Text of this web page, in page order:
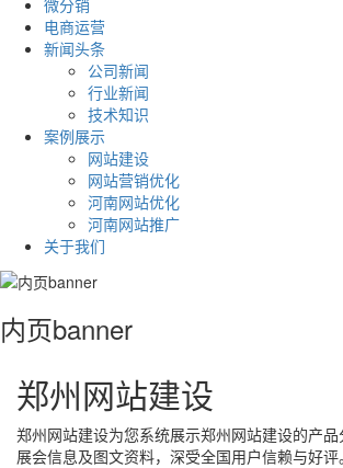
微分销
电商运营
新闻头条
公司新闻
行业新闻
技术知识
案例展示
网站建设
网站营销优化
河南网站优化
河南网站推广
关于我们
内页banner
郑州网站建设
郑州网站建设为您系统展示郑州网站建设的产
展会信息及图文资料，深受全国用户信赖与好